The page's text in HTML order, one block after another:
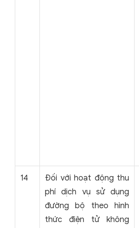
14
Đối với hoạt động thu
phí dịch vụ sử dụng
đường bộ theo hình
thức điện tử không